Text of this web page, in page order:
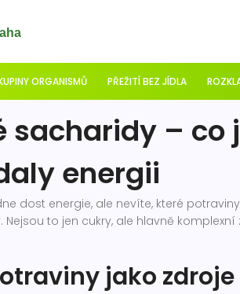
ORGANISMŮ PŘEŽITÍ BEZ JÍDLA
sacharidy – co
energii
dost energie, ale nevíte, které
to jen cukry, ale hlavně
jako